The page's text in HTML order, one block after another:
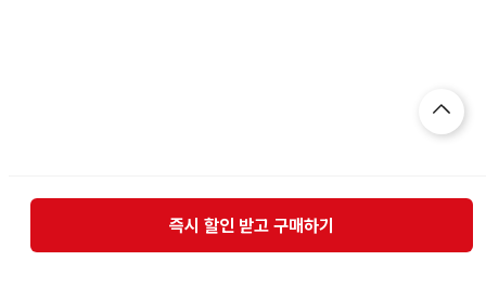
즉시 할인 받고 구매하기